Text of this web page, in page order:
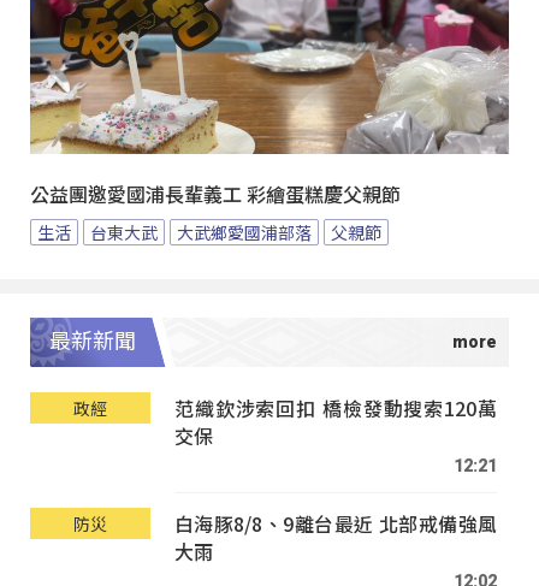
公益團邀愛國浦長輩義工 彩繪蛋糕慶父親節
生活 台東大武 大武鄉愛國浦部落 父親節
最新新聞
政經
范織欽涉索回扣 橋檢發動搜索120萬
交保
12:21
防災
白海豚8/8、9離台最近 北部戒備強風
大雨
12:02